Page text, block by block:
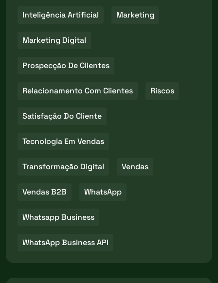
Inteligência Artificial Marketing
Marketing Digital
Prospecção De Clientes
Relacionamento Com Clientes Riscos
Satisfação Do Cliente
Tecnologia Em Vendas
Transformação Digital Vendas
Vendas B2B WhatsApp
Whatsapp Business
WhatsApp Business API